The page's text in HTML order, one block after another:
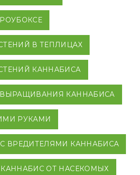
В ТЕПЛИЦАХ
КАННАБИСА
КАННАБИСА
РУКАМИ
ВРЕДИТЕЛЯМИ КАННАБИСА
ОТ НАСЕКОМЫХ